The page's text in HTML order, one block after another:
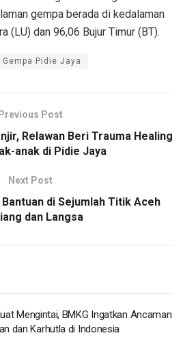
gempa berada di kedalaman
(LU) dan 96,06 Bujur Timur (BT).
Gempa Pidie Jaya
Post
Relawan Beri Trauma Healing
anak di Pidie Jaya
Next Post
di Sejumlah Titik Aceh
dan Langsa
Mengintai, BMKG Ingatkan Ancaman
dan Karhutla di Indonesia